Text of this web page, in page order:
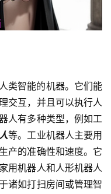
类智能的机器。它们能
交互，并且可以执行人
人有多种类型，例如工
等。工业机器人主要用
产的准确性和速度。它
用机器人和人形机器人
诸如打扫房间或管理智